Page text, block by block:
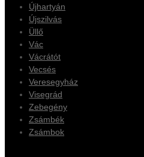
Újhartyán
Újszilvás
Üllő
Vác
Vácrátót
Vecsés
Veresegyház
Visegrád
Zebegény
Zsámbék
Zsámbok